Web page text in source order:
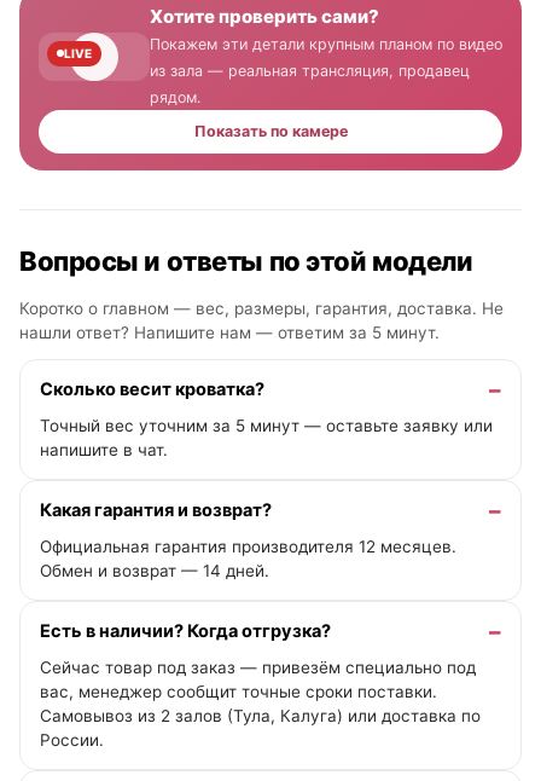
LIVE
Хотите проверить сами?
Покажем эти детали крупным планом по видео
из зала — реальная трансляция, продавец
рядом.
Показать по камере
Вопросы и ответы по этой модели
Коротко о главном — вес, размеры, гарантия, доставка. Не
нашли ответ? Напишите нам — ответим за 5 минут.
Сколько весит кроватка?
Точный вес уточним за 5 минут — оставьте заявку или
напишите в чат.
Какая гарантия и возврат?
Официальная гарантия производителя 12 месяцев.
Обмен и возврат — 14 дней.
Есть в наличии? Когда отгрузка?
Сейчас товар под заказ — привезём специально под
вас, менеджер сообщит точные сроки поставки.
Самовывоз из 2 залов (Тула, Калуга) или доставка по
России.